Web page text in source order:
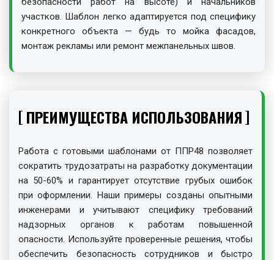
участков. Шаблон легко адаптируется под специфику
конкретного объекта — будь то мойка фасадов,
монтаж рекламы или ремонт межпанельных швов.
ПРЕИМУЩЕСТВА ИСПОЛЬЗОВАНИЯ
Работа с готовыми шаблонами от ППР48 позволяет
сократить трудозатраты на разработку документации
на 50-60% и гарантирует отсутствие грубых ошибок
при оформлении. Наши примеры созданы опытными
инженерами и учитывают специфику требований
надзорных органов к работам повышенной
опасности. Используйте проверенные решения, чтобы
обеспечить безопасность сотрудников и быстро